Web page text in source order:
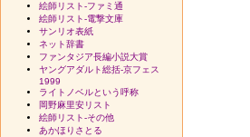
絵師リスト-ファミ通
絵師リスト-電撃文庫
サンリオ表紙
ネット辞書
ファンタジア長編小説大賞
ヤングアダルト総括-京フェス
1999
ライトノベルという呼称
岡野麻里安リスト
絵師リスト-その他
あかほりさとる